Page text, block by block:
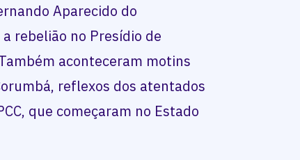
Aparecido do
rebelião no Presídio de
aconteceram motins
reflexos dos atentados
que começaram no Estado